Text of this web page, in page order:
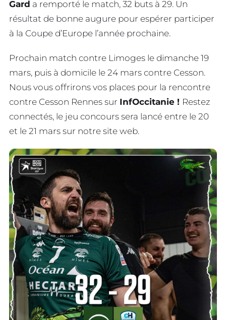
Gard a remporté le match, 32 buts à 29. Un
résultat de bonne augure pour espérer participer
à la Coupe d’Europe l’année prochaine.
Prochain match contre Limoges le dimanche 19
mars, puis à domicile le 24 mars contre Cesson.
Nous vous offrirons vos places pour la rencontre
contre Cesson Rennes sur InfOccitanie ! Restez
connectés, le jeu concours sera lancé entre le 20
et le 21 mars sur notre site web.